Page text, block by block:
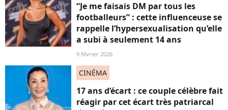
“Je me faisais DM par tous les
footballeurs” : cette influenceuse se
rappelle l’hypersexualisation qu’elle
a subi à seulement 14 ans
9 février 2026
CINÉMA
17 ans d’écart : ce couple célèbre fait
réagir par cet écart très patriarcal